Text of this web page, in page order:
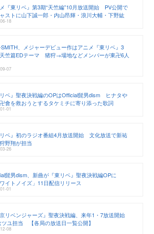
『東リベ』第3期“天竺編”10月放送開始 PV公開で
ストに山下誠一郎・内山昂輝・浪川大輔・下野紘
18
SMITH、メジャーデビュー作はアニメ『東リベ』3
竺篇EDテーマ 猪狩→場地などメンバーが東卍6人
07
リベ』聖夜決戦編のOPはOfficial髭男dism ヒナタ
會を救おうとするタケミチに寄り添った歌詞
01
リベ』初のラジオ番組4月放送開始 文化放送で新祐
野翔が担当
26
髭男dism、新曲が『東リベ』聖夜決戦編OPに
ワイトノイズ」11日配信リリース
01
京リベンジャーズ』聖夜決戦編、来年1・7放送開始
ツユ担当 【各局の放送日一覧公開】
08